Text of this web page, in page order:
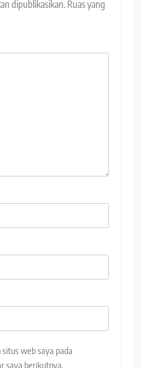
dipublikasikan. Ruas yang
web saya pada
saya berikutnya.